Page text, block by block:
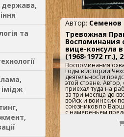
держава,
та
Автор: Семенов
Тревожная
Воспоминания
вице-консула
(1968-1972 гг.),
Воспоминания
годы в истории
деятельности
этой стране.
приехал туда на
за три месяца до
войск и воинских
союзников по
с намереньем